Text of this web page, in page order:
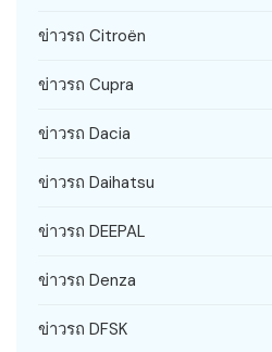
ข่าวรถ Citroën
ข่าวรถ Cupra
ข่าวรถ Dacia
ข่าวรถ Daihatsu
ข่าวรถ DEEPAL
ข่าวรถ Denza
ข่าวรถ DFSK